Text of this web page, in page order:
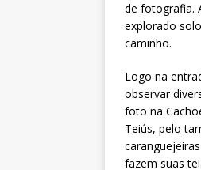
de fotografia.
explorado
caminho.
Logo na
observar
foto na
Teiús, pelo
fazem suas